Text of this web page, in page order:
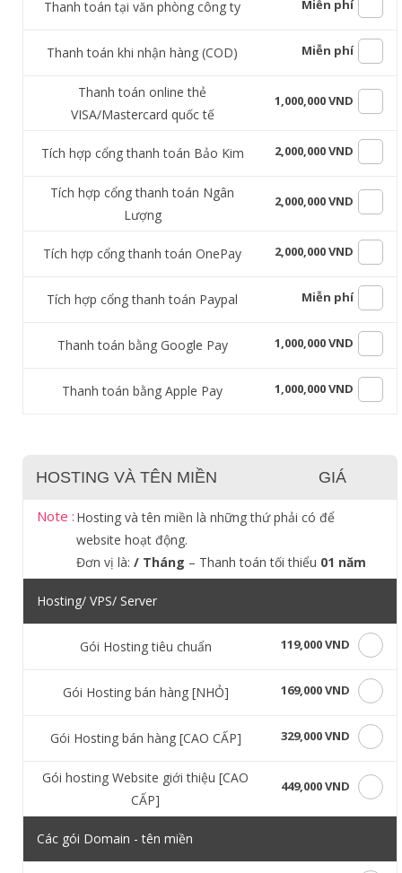
Thanh toán tại văn phòng công ty Miễn phí
Thanh toán khi nhận hàng (COD) Miễn phí
Thanh toán online thẻ
VISA/Mastercard quốc tế
1,000,000 VND
Tích hợp cổng thanh toán Bảo Kim 2,000,000 VND
Tích hợp cổng thanh toán Ngân
Lượng
2,000,000 VND
Tích hợp cổng thanh toán OnePay 2,000,000 VND
Tích hợp cổng thanh toán Paypal Miễn phí
Thanh toán bằng Google Pay 1,000,000 VND
Thanh toán bằng Apple Pay 1,000,000 VND
HOSTING VÀ TÊN MIỀN GIÁ
Note : Hosting và tên miền là những thứ phải có để
website hoạt động.
Đơn vị là: / Tháng – Thanh toán tối thiểu 01 năm
Hosting/ VPS/ Server
Gói Hosting tiêu chuẩn 119,000 VND
Gói Hosting bán hàng [NHỎ] 169,000 VND
Gói Hosting bán hàng [CAO CẤP] 329,000 VND
Gói hosting Website giới thiệu [CAO
CẤP]
449,000 VND
Các gói Domain - tên miền